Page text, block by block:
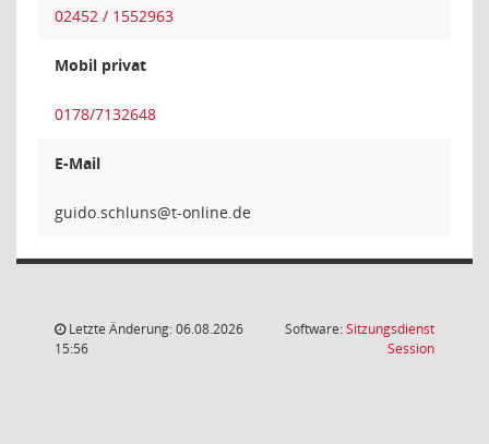
02452 / 1552963
Mobil privat
0178/7132648
E-Mail
snulhcs
Letzte Änderung: 06.08.2026
15:56
Software:Sitzungsdienst
Session(Wird in